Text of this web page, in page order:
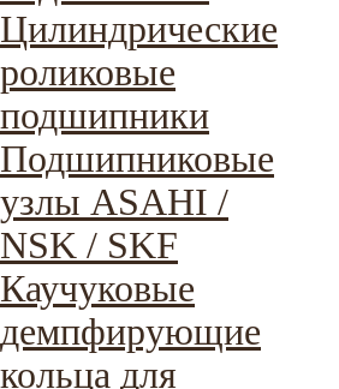
Цилиндрические
роликовые
подшипники
Подшипниковые
узлы ASAHI /
NSK / SKF
Каучуковые
демпфирующие
кольца для